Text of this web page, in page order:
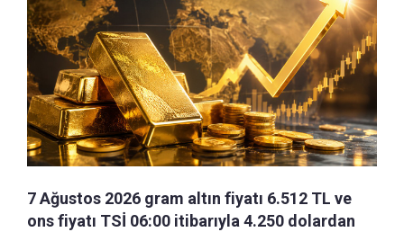
7 Ağustos 2026 gram altın fiyatı 6.512 TL ve
ons fiyatı TSİ 06:00 itibarıyla 4.250 dolardan